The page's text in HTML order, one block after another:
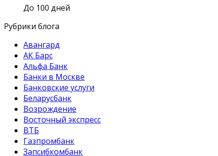
До 100 дней
Рубрики блога
Авангард
АК Барс
Альфа Банк
Банки в Москве
Банковские услуги
Беларусбанк
Возрождение
Восточный экспресс
ВТБ
Газпромбанк
Запсибкомбанк